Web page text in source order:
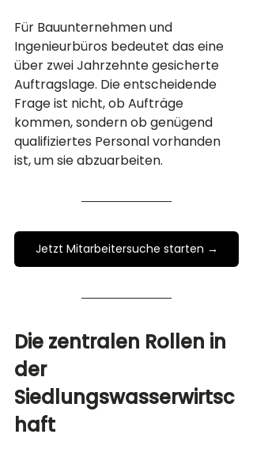
Für Bauunternehmen und
Ingenieurbüros bedeutet das eine
über zwei Jahrzehnte gesicherte
Auftragslage. Die entscheidende
Frage ist nicht, ob Aufträge
kommen, sondern ob genügend
qualifiziertes Personal vorhanden
ist, um sie abzuarbeiten.
Jetzt Mitarbeitersuche starten →
Die zentralen Rollen in
der
Siedlungswasserwirtsc
haft